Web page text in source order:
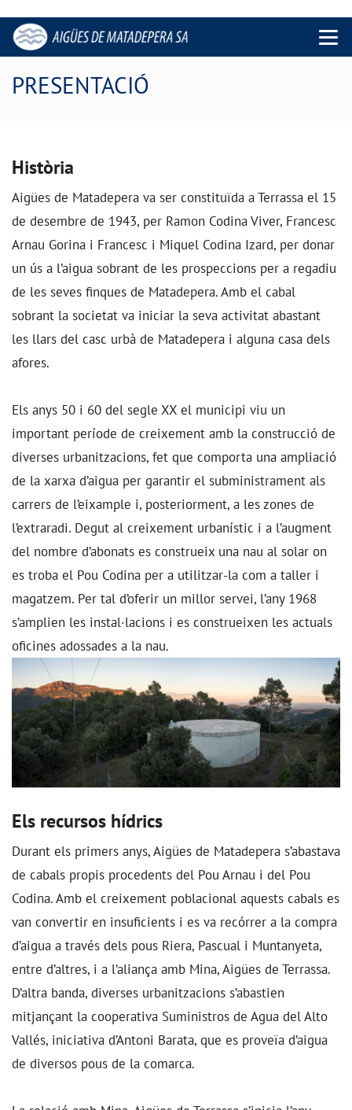
Menu
PRESENTACIÓ
Història
Aigües de Matadepera va ser constituïda a Terrassa el 15
de desembre de 1943, per Ramon Codina Viver, Francesc
Arnau Gorina i Francesc i Miquel Codina Izard, per donar
un ús a l’aigua sobrant de les prospeccions per a regadiu
de les seves finques de Matadepera. Amb el cabal
sobrant la societat va iniciar la seva activitat abastant
les llars del casc urbà de Matadepera i alguna casa dels
afores.
Els anys 50 i 60 del segle XX el municipi viu un
important període de creixement amb la construcció de
diverses urbanitzacions, fet que comporta una ampliació
de la xarxa d’aigua per garantir el subministrament als
carrers de l’eixample i, posteriorment, a les zones de
l’extraradi. Degut al creixement urbanístic i a l’augment
del nombre d’abonats es construeix una nau al solar on
es troba el Pou Codina per a utilitzar-la com a taller i
magatzem. Per tal d’oferir un millor servei, l’any 1968
s’amplien les instal·lacions i es construeixen les actuals
oficines adossades a la nau.
Els recursos hídrics
Durant els primers anys, Aigües de Matadepera s’abastava
de cabals propis procedents del Pou Arnau i del Pou
Codina. Amb el creixement poblacional aquests cabals es
van convertir en insuficients i es va recórrer a la compra
d’aigua a través dels pous Riera, Pascual i Muntanyeta,
entre d’altres, i a l’aliança amb Mina, Aigües de Terrassa.
D’altra banda, diverses urbanitzacions s’abastien
mitjançant la cooperativa Suministros de Agua del Alto
Vallés, iniciativa d’Antoni Barata, que es proveïa d’aigua
de diversos pous de la comarca.